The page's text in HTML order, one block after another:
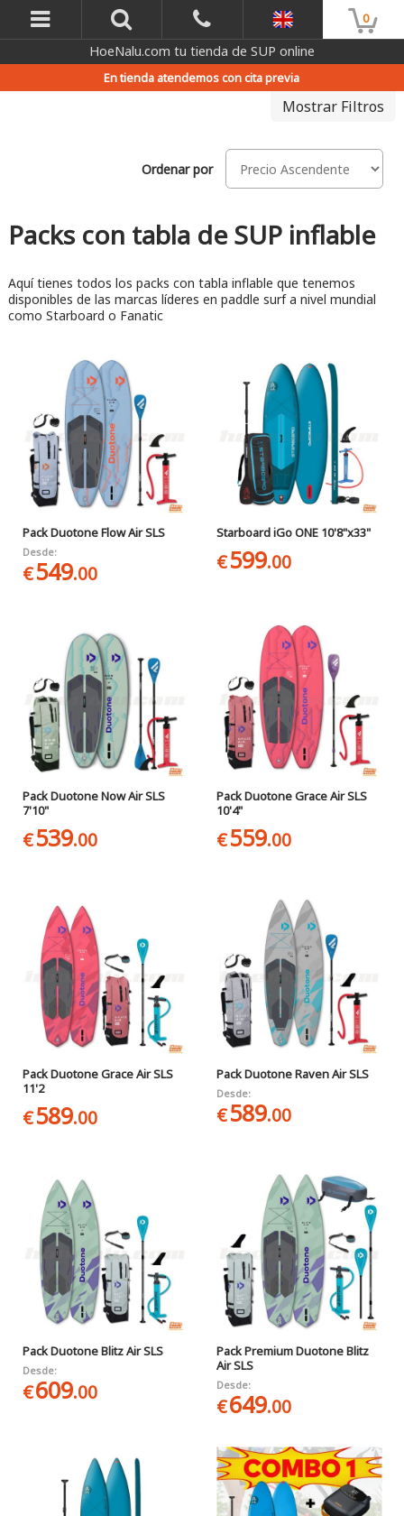
0
HoeNalu.com tu tienda de SUP online
En tienda atendemos con cita previa
Mostrar Filtros
Ordenar por
Packs con tabla de SUP inflable
Aquí tienes todos los packs con tabla inflable que tenemos
disponibles de las marcas líderes en paddle surf a nivel mundial
como Starboard o Fanatic
Pack Duotone Flow Air SLS
Desde:
€549.00
Starboard iGo ONE 10'8"x33"
€599.00
Pack Duotone Now Air SLS
7'10"
€539.00
Pack Duotone Grace Air SLS
10'4"
€559.00
Pack Duotone Grace Air SLS
11'2
€589.00
Pack Duotone Raven Air SLS
Desde:
€589.00
Pack Duotone Blitz Air SLS
Desde:
€609.00
Pack Premium Duotone Blitz
Air SLS
Desde:
€649.00